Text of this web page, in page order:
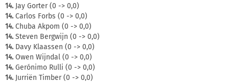
14.Jay Gorter (0 -> 0,0)
14.Carlos Forbs (0 -> 0,0)
14.Chuba Akpom (0 -> 0,0)
14.Steven Bergwijn (0 -> 0,0)
14.Davy Klaassen (0 -> 0,0)
14.Owen Wijndal (0 -> 0,0)
14.Gerónimo Rulli (0 -> 0,0)
14.Jurriën Timber (0 -> 0,0)